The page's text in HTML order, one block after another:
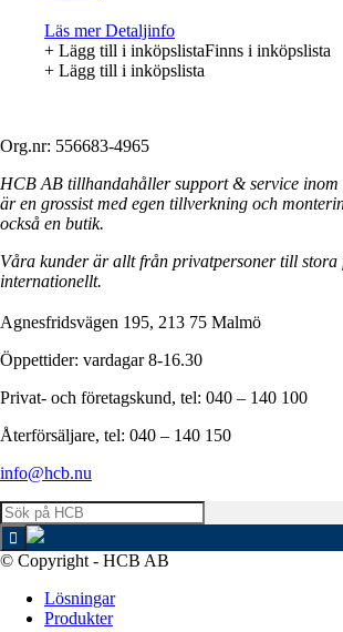
Läs merDetaljinfo
+ Lägg till i inköpslistaFinns i inköpslista
+ Lägg till i inköpslista
Org.nr: 556683-4965
HCB AB tillhandahåller support & service inom
är en grossist med egen tillverkning och
också en butik.
Våra kunder är allt från privatpersoner till stora
internationellt.
Agnesfridsvägen 195, 213 75 Malmö
Öppettider: vardagar 8-16.30
Privat- och företagskund, tel: 040 – 140 100
Återförsäljare, tel: 040 – 140 150
info@hcb.nu
© Copyright - HCB AB
Lösningar
Produkter